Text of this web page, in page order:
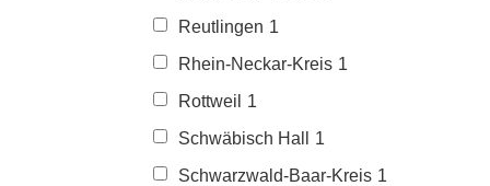
Reutlingen 1
Rhein-Neckar-Kreis 1
Rottweil
1
Schwäbisch Hall
1
Schwarzwald-Baar-Kreis 1